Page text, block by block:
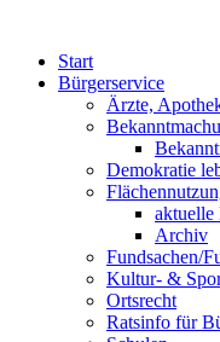
Start
Bürgerservice
Ärzte,
Demokratie
aktuelle
Archiv
Fundsachen/
Kultur- &
Ortsrecht
Ratsinfo für